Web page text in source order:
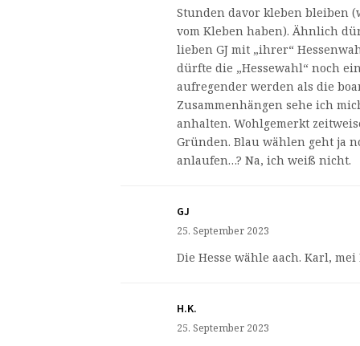
Stunden davor kleben bleiben
vom Kleben haben). Ähnlich
lieben GJ mit „ihrer“
dürfte die „Hessewahl“ noch
aufregender werden als die
Zusammenhängen sehe ich
anhalten. Wohlgemerkt
Gründen. Blau wählen geht ja
anlaufen…? Na, ich weiß nicht.
GJ
25. September 2023
Die Hesse wähle aach. Karl, mei
H.K.
25. September 2023